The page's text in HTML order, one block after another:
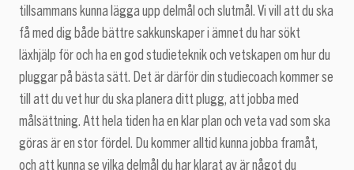
tillsammans kunna lägga upp delmål och slutmål. Vi vill att du ska
få med dig både bättre sakkunskaper i ämnet du har sökt
läxhjälp för och ha en god studieteknik och vetskapen om hur du
pluggar på bästa sätt. Det är därför din studiecoach kommer se
till att du vet hur du ska planera ditt plugg, att jobba med
målsättning. Att hela tiden ha en klar plan och veta vad som ska
göras är en stor fördel. Du kommer alltid kunna jobba framåt,
och att kunna se vilka delmål du har klarat av är något du